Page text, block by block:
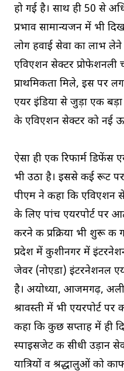
हो गई है। साथ ही 50 से
प्रभाव सामान्यजन में भी
लोग हवाई सेवा का लाभ लेने
एविएशन सेक्टर प्रोफेशनली
प्राथमिकता मिले, इस पर
एयर इंडिया से जुड़ा एक
के एविएशन सेक्टर को नई
ऐसा ही एक रिफार्म डिफेंस
भी उठा है। इससे कई रूट
पीएम ने कहा कि एविएशन
के लिए पांच एयरपोर्ट पर
करने की प्रक्रिया भी शुरू
प्रदेश में कुशीनगर में
जेवर (नोएडा) इंटरनेशनल
है। अयोध्या, आजमगढ़,
श्रावस्ती में भी एयरपोर्ट पर
कहा कि कुछ सप्ताह में ही
स्पाइसजेट की सीधी उड़ान
यात्रियों व श्रद्धालुओं को